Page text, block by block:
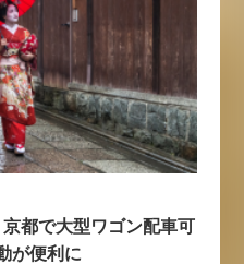
都で大型ワゴン配車可
が便利に